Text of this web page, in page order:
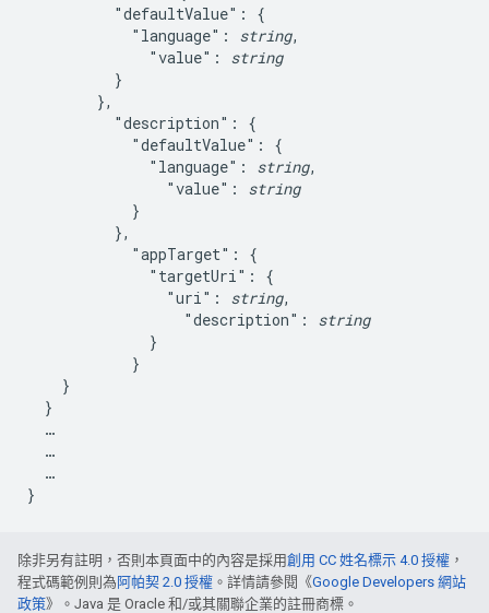
          "defaultValue": {
            "language":
string,
              "value":
string
          }
        },
          "description": {
            "defaultValue": {
              "language":
string,
                "value":
string
            }
          },
            "appTarget": {
              "targetUri": {
                "uri":
string,
                  "description":
string
              }
            }
    }
  }
  …
  …
  …
除非另有註明，否則本頁面中的內容是採用創用 CC 姓名標示 4.0 授權 ，
程式碼範例則為 阿帕契 2.0 授權 。詳情請參閱《Google Developers 網站
政策》。Java 是 Oracle 和/或其關聯企業的註冊商標。